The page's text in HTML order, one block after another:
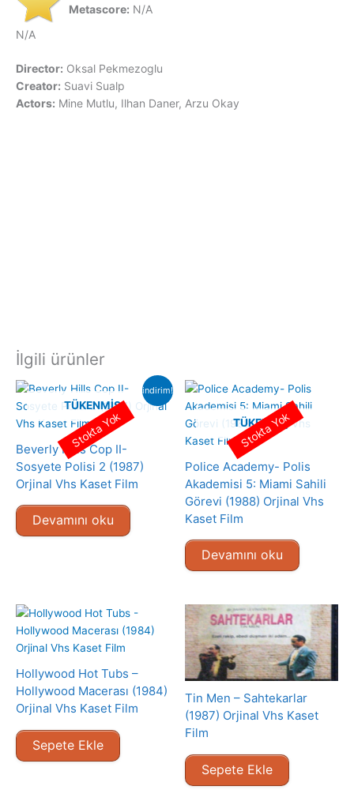
Metascore: N/A
N/A
Director: Oksal Pekmezoglu
Creator: Suavi Sualp
Actors: Mine Mutlu, Ilhan Daner, Arzu Okay
İlgili ürünler
indirim!
TÜKENMIŞ
Beverly Hills Cop II-
Sosyete Polisi 2 (1987)
Orjinal Vhs Kaset Film
Devamını oku
Stokta Yok TÜKENMIŞ
Police Academy- Polis
Akademisi 5: Miami Sahili
Görevi (1988) Orjinal Vhs
Kaset Film
Devamını oku
Stokta Yok
Hollywood Hot Tubs –
Hollywood Macerası (1984)
Orjinal Vhs Kaset Film
Sepete Ekle
Tin Men – Sahtekarlar
(1987) Orjinal Vhs Kaset
Film
Sepete Ekle